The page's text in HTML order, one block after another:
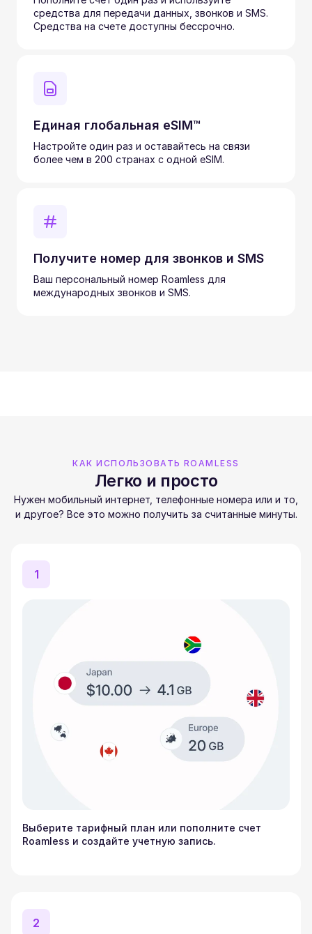
средства для передачи данных, звонков и SMS.
Средства на счете доступны бессрочно.
Единая глобальная eSIM™
Настройте один раз и оставайтесь на связи
более чем в 200 странах с одной eSIM.
Получите номер для звонков и SMS
Ваш персональный номер Roamless для
международных звонков и SMS.
КАК ИСПОЛЬЗОВАТЬ ROAMLESS
Легко и просто
Нужен мобильный интернет, телефонные номера или и то,
и другое? Все это можно получить за считанные минуты.
1
Выберите тарифный план или пополните счет
Roamless и создайте учетную запись.
2